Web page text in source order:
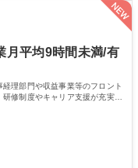
て不足している部分はいつ
心して成長できます。 募
休120日◆残業少なめ◆
度の改定など会社のコア業
度をダイレクトに実感で
ークライフバランスを保
い経験を活かし、長期的な
を全力で応援します。 学
高校 語学力： 資格：日商
月平均9時間未満/有
理部門や収益事業等のフロント
修制度やキャリア支援が充実し